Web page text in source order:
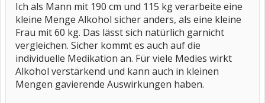
Ich als Mann mit 190 cm und 115 kg verarbeite eine
kleine Menge Alkohol sicher anders, als eine kleine
Frau mit 60 kg. Das lässt sich natürlich garnicht
vergleichen. Sicher kommt es auch auf die
individuelle Medikation an. Für viele Medies wirkt
Alkohol verstärkend und kann auch in kleinen
Mengen gavierende Auswirkungen haben.